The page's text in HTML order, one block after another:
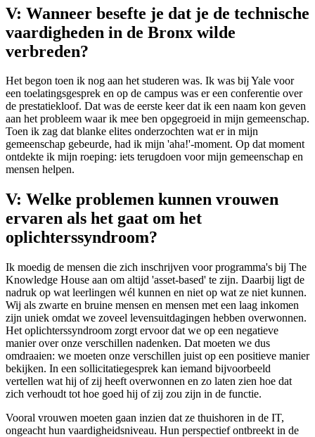
V: Wanneer besefte je dat je de technische
vaardigheden in de Bronx wilde
verbreden?
Het begon toen ik nog aan het studeren was. Ik was bij Yale voor
een toelatingsgesprek en op de campus was er een conferentie over
de prestatiekloof. Dat was de eerste keer dat ik een naam kon geven
aan het probleem waar ik mee ben opgegroeid in mijn gemeenschap.
Toen ik zag dat blanke elites onderzochten wat er in mijn
gemeenschap gebeurde, had ik mijn 'aha!'-moment. Op dat moment
ontdekte ik mijn roeping: iets terugdoen voor mijn gemeenschap en
mensen helpen.
V: Welke problemen kunnen vrouwen
ervaren als het gaat om het
oplichterssyndroom?
Ik moedig de mensen die zich inschrijven voor programma's bij The
Knowledge House aan om altijd 'asset-based' te zijn. Daarbij ligt de
nadruk op wat leerlingen wél kunnen en niet op wat ze niet kunnen.
Wij als zwarte en bruine mensen en mensen met een laag inkomen
zijn uniek omdat we zoveel levensuitdagingen hebben overwonnen.
Het oplichterssyndroom zorgt ervoor dat we op een negatieve
manier over onze verschillen nadenken. Dat moeten we dus
omdraaien: we moeten onze verschillen juist op een positieve manier
bekijken. In een sollicitatiegesprek kan iemand bijvoorbeeld
vertellen wat hij of zij heeft overwonnen en zo laten zien hoe dat
zich verhoudt tot hoe goed hij of zij zou zijn in de functie.
Vooral vrouwen moeten gaan inzien dat ze thuishoren in de IT,
ongeacht hun vaardigheidsniveau. Hun perspectief ontbreekt in de